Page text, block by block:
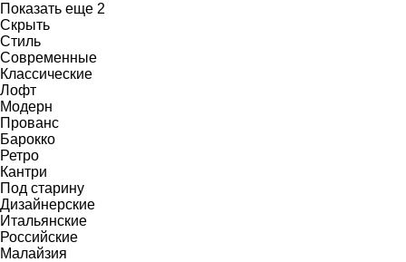
Показать еще 2
Скрыть
Стиль
Современные
Классические
Лофт
Модерн
Прованс
Барокко
Ретро
Кантри
Под старину
Дизайнерские
Итальянские
Российские
Малайзия